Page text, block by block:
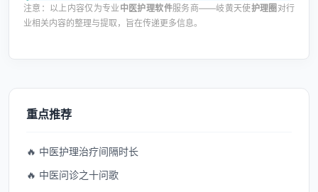
注意：以上内容仅为专业中医护理软件服务商——岐黄天使护理圈 对行
业相关内容的整理与提取，旨在传递更多信息。
重点推荐
🔥 中医护理治疗间隔时长
🔥 中医问诊之十问歌